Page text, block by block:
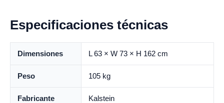
Especificaciones técnicas
Dimensiones L 63 × W 73 × H 162 cm
Peso 105 kg
Fabricante Kalstein